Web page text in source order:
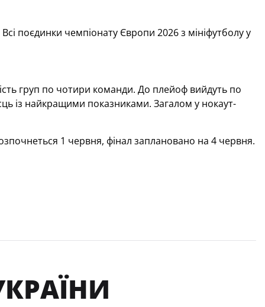
Усі три поєдинки збірна України проведе впродовж трьох днів поспіль. Всі поєдинки чемпіонату Європи 2026 з мініфутболу у
груп по чотири команди. До плейоф вийдуть по
із найкращими показниками. Загалом у нокаут-
1 червня, фінал заплановано на 4 червня.